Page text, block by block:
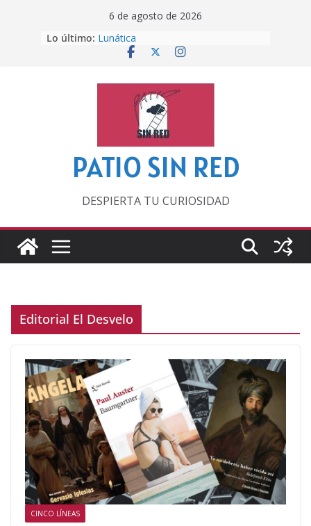
6 de agosto de 2026
Lo último: Lunática
Pero, hasta entonces…
‘La broma infinita’ de recomendar
lecturas veraniegas
Otra del Mundial
PATIO SIN RED
DESPIERTA TU CURIOSIDAD
Editorial El Desvelo
CINCO LÍNEAS